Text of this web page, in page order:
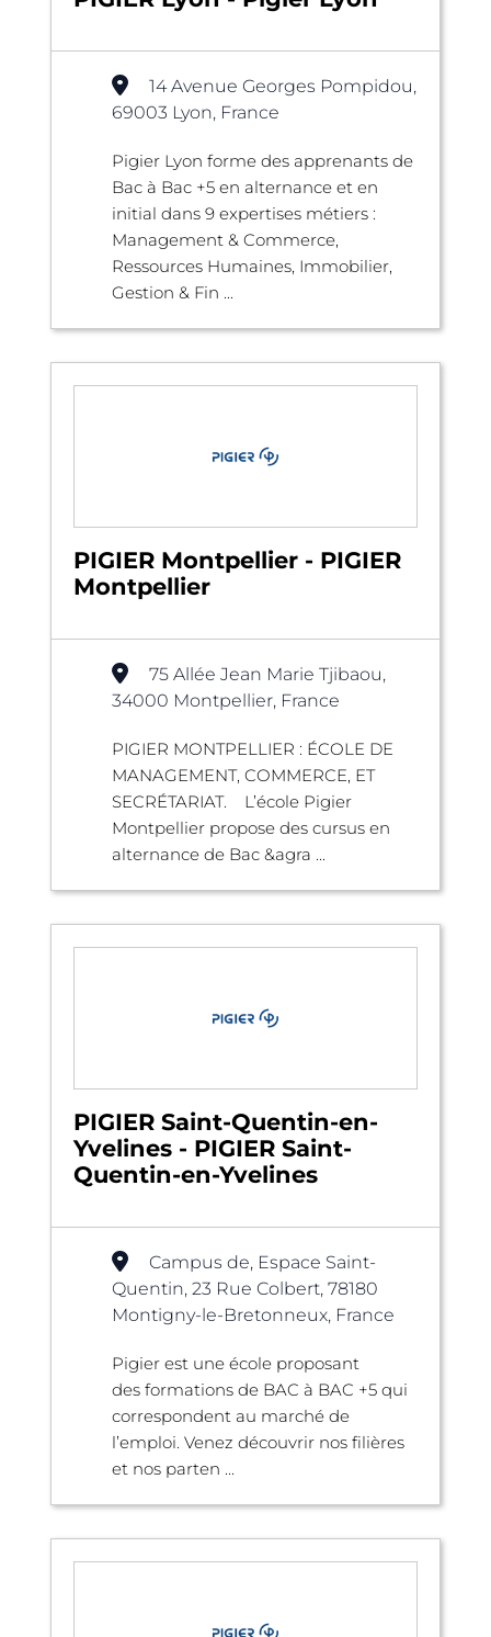
14 Avenue Georges Pompidou,
69003 Lyon, France
Pigier Lyon forme des apprenants de
Bac à Bac +5 en alternance et en
initial dans 9 expertises métiers :
Management & Commerce,
Ressources Humaines, Immobilier,
Gestion & Fin ...
PIGIER Montpellier - PIGIER
Montpellier
75 Allée Jean Marie Tjibaou,
34000 Montpellier, France
PIGIER MONTPELLIER : ÉCOLE DE
MANAGEMENT, COMMERCE, ET
SECRÉTARIAT. L’école Pigier
Montpellier propose des cursus en
alternance de Bac &agra ...
PIGIER Saint-Quentin-en-
Yvelines - PIGIER Saint-
Quentin-en-Yvelines
Campus de, Espace Saint-
Quentin, 23 Rue Colbert, 78180
Montigny-le-Bretonneux, France
Pigier est une école proposant
des formations de BAC à BAC +5 qui
correspondent au marché de
l’emploi. Venez découvrir nos filières
et nos parten ...